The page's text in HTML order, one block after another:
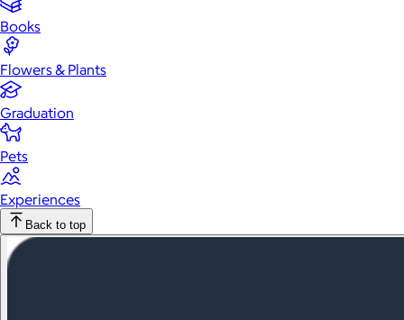
Books
Flowers & Plants
Graduation
Pets
Experiences
Back to top